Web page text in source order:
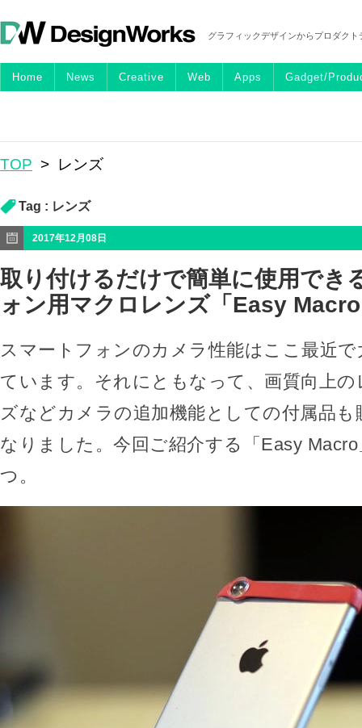
グラフィックデザインからプロダク
Home News Creative Web Apps Gadget/
TOP > レンズ
Tag : レンズ
2017年12月08日
取り付けるだけで簡単に使用でき
ォン用マクロレンズ「Easy
スマートフォンのカメラ性能はここ最近
ています。それにともなって、画質向上
ズなどカメラの追加機能としての付属品
なりました。今回ご紹介する「Easy
つ。